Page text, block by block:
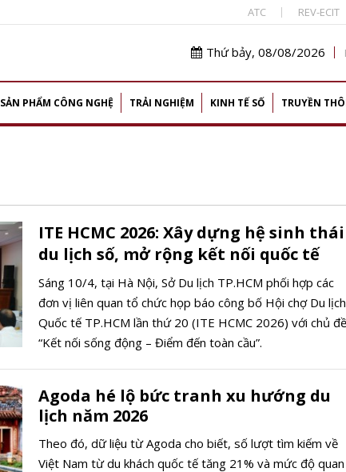
ATC REV-ECIT
Thứ bảy, 08/08/2026
SẢN PHẨM CÔNG NGHỆ TRẢI NGHIỆM KINH TẾ SỐ TRUYỀN
ITE HCMC 2026: Xây dựng hệ sinh thái
du lịch số, mở rộng kết nối quốc tế
Sáng 10/4, tại Hà Nội, Sở Du lịch TP.HCM phối hợp các
đơn vị liên quan tổ chức họp báo công bố Hội chợ Du lịch
Quốc tế TP.HCM lần thứ 20 (ITE HCMC 2026) với chủ đề
“Kết nối sống động – Điểm đến toàn cầu”.
Agoda hé lộ bức tranh xu hướng du
lịch năm 2026
Theo đó, dữ liệu từ Agoda cho biết, số lượt tìm kiếm về
Việt Nam từ du khách quốc tế tăng 21% và mức độ quan